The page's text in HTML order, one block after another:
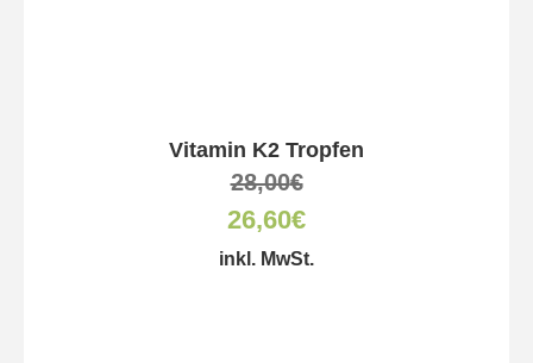
Vitamin K2 Tropfen
28,00€
26,60€
inkl. MwSt.